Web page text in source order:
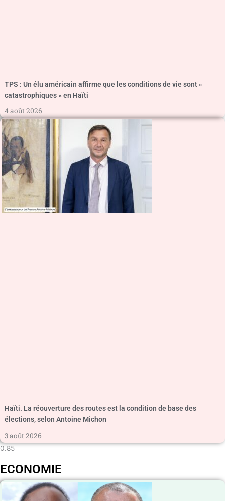
TPS : Un élu américain affirme que les conditions de vie sont «
catastrophiques » en Haïti
4 août 2026
Haïti. La réouverture des routes est la condition de base des
élections, selon Antoine Michon
3 août 2026
ECONOMIE